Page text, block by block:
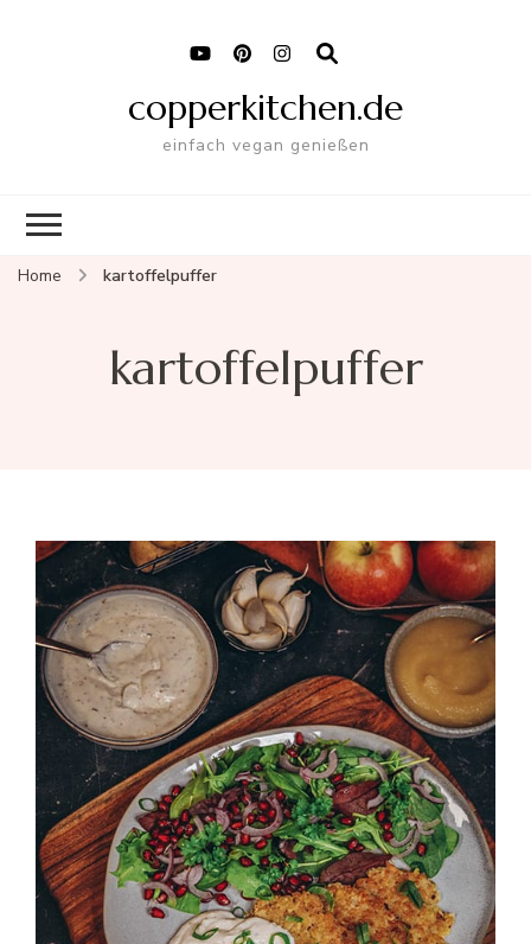
copperkitchen.de
einfach vegan genießen
Home kartoffelpuffer
kartoffelpuffer